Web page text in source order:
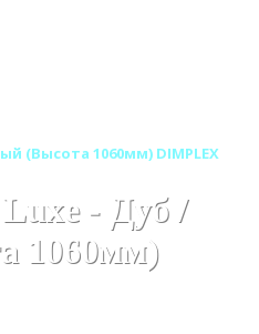
(Высота 1060мм) DIMPLEX
- Дуб /
1060мм)